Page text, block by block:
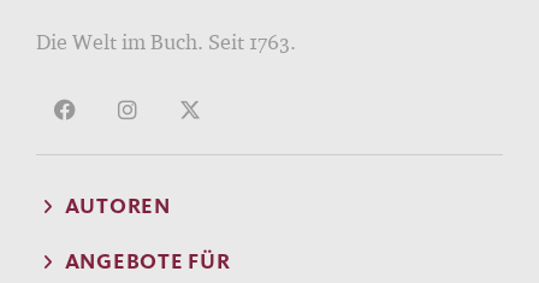
Die Welt im Buch. Seit 1763.
AUTOREN
ANGEBOTE FÜR